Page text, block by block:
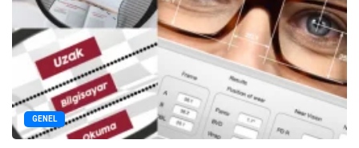
GENEL